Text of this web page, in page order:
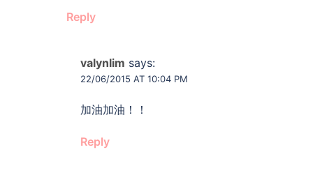
Reply
valynlim says:
22/06/2015 AT 10:04 PM
加油加油！！
Reply